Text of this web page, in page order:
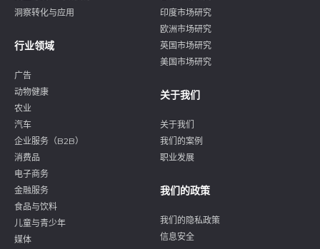
洞察转化与应用
行业领域
广告
动物健康
农业
汽车
企业服务（B2B）
消费品
电子商务
金融服务
食品与饮料
儿童与青少年
媒体
印度市场研究
欧洲市场研究
英国市场研究
美国市场研究
关于我们
关于我们
我们的案例
职业发展
我们的政策
我们的隐私政策
信息安全